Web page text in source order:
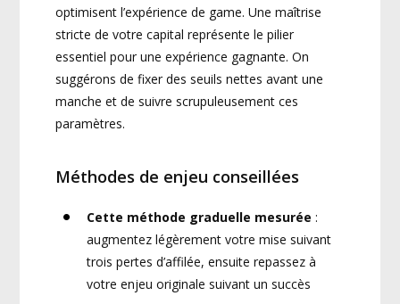
optimisent l’expérience de game. Une maîtrise
stricte de votre capital représente le pilier
essentiel pour une expérience gagnante. On
suggérons de fixer des seuils nettes avant une
manche et de suivre scrupuleusement ces
paramètres.
Méthodes de enjeu conseillées
Cette méthode graduelle mesurée :
augmentez légèrement votre mise suivant
trois pertes d’affilée, ensuite repassez à
votre enjeu originale suivant un succès